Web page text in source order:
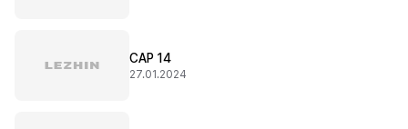
CAP 14
27.01.2024